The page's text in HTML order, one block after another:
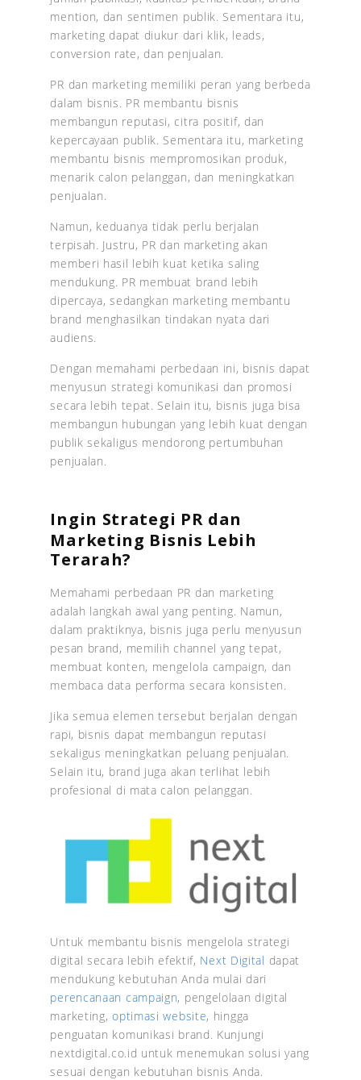
mention, dan sentimen publik. Sementara itu,
marketing dapat diukur dari klik, leads,
conversion rate, dan penjualan.
PR dan marketing memiliki peran yang berbeda
dalam bisnis. PR membantu bisnis
membangun reputasi, citra positif, dan
kepercayaan publik. Sementara itu, marketing
membantu bisnis mempromosikan produk,
menarik calon pelanggan, dan meningkatkan
penjualan.
Namun, keduanya tidak perlu berjalan
terpisah. Justru, PR dan marketing akan
memberi hasil lebih kuat ketika saling
mendukung. PR membuat brand lebih
dipercaya, sedangkan marketing membantu
brand menghasilkan tindakan nyata dari
audiens.
Dengan memahami perbedaan ini, bisnis dapat
menyusun strategi komunikasi dan promosi
secara lebih tepat. Selain itu, bisnis juga bisa
membangun hubungan yang lebih kuat dengan
publik sekaligus mendorong pertumbuhan
penjualan.
Ingin Strategi PR dan
Marketing Bisnis Lebih
Terarah?
Memahami perbedaan PR dan marketing
adalah langkah awal yang penting. Namun,
dalam praktiknya, bisnis juga perlu menyusun
pesan brand, memilih channel yang tepat,
membuat konten, mengelola campaign, dan
membaca data performa secara konsisten.
Jika semua elemen tersebut berjalan dengan
rapi, bisnis dapat membangun reputasi
sekaligus meningkatkan peluang penjualan.
Selain itu, brand juga akan terlihat lebih
profesional di mata calon pelanggan.
Untuk membantu bisnis mengelola strategi
digital secara lebih efektif, Next Digital dapat
mendukung kebutuhan Anda mulai dari
perencanaan campaign, pengelolaan digital
marketing,optimasi website, hingga
penguatan komunikasi brand. Kunjungi
nextdigital.co.id untuk menemukan solusi yang
sesuai dengan kebutuhan bisnis Anda.